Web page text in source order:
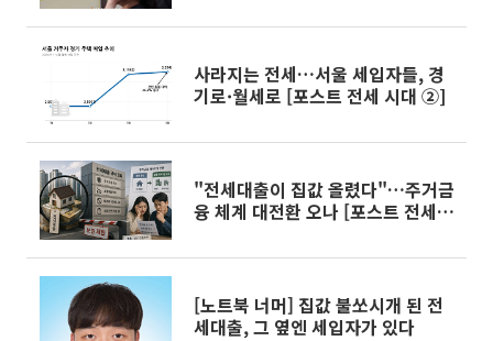
사라지는 전세…서울 세입자들, 경
기로·월세로 [포스트 전세 시대 ②]
"전세대출이 집값 올렸다"…주거금
융 체계 대전환 오나 [포스트 전세시
[노트북 너머] 집값 불쏘시개 된 전
세대출, 그 옆엔 세입자가 있다